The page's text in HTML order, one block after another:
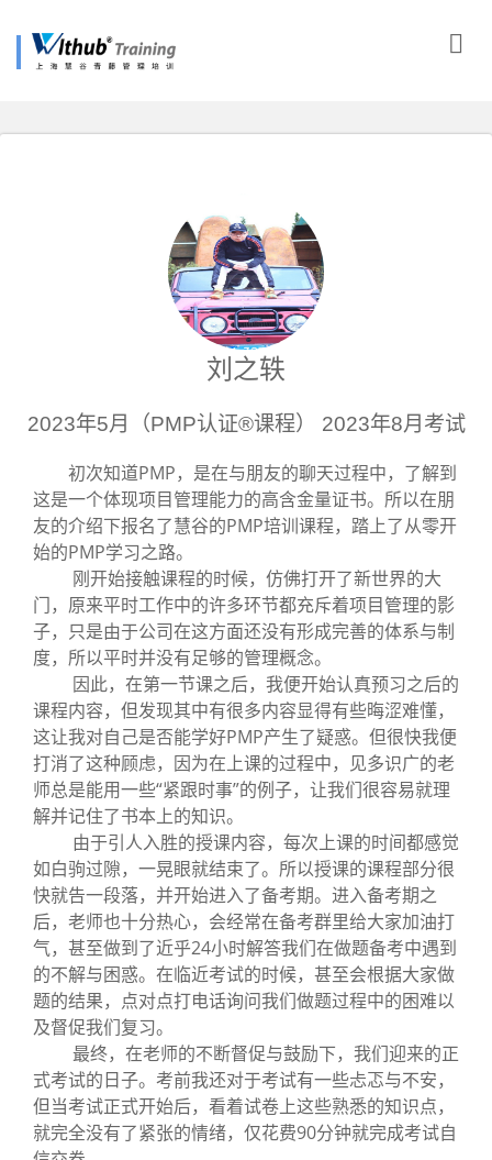
刘之轶
2023年5月（PMP认证®课程） 2023年8月考试
初次知道PMP，是在与朋友的聊天过程中，了解到
这是一个体现项目管理能力的高含金量证书。所以在朋
友的介绍下报名了慧谷的PMP培训课程，踏上了从零开
始的PMP学习之路。
刚开始接触课程的时候，仿佛打开了新世界的大
门，原来平时工作中的许多环节都充斥着项目管理的影
子，只是由于公司在这方面还没有形成完善的体系与制
度，所以平时并没有足够的管理概念。
因此，在第一节课之后，我便开始认真预习之后的
课程内容，但发现其中有很多内容显得有些晦涩难懂，
这让我对自己是否能学好PMP产生了疑惑。但很快我便
打消了这种顾虑，因为在上课的过程中，见多识广的老
师总是能用一些“紧跟时事”的例子，让我们很容易就理
解并记住了书本上的知识。
由于引人入胜的授课内容，每次上课的时间都感觉
如白驹过隙，一晃眼就结束了。所以授课的课程部分很
快就告一段落，并开始进入了备考期。进入备考期之
后，老师也十分热心，会经常在备考群里给大家加油打
气，甚至做到了近乎24小时解答我们在做题备考中遇到
的不解与困惑。在临近考试的时候，甚至会根据大家做
题的结果，点对点打电话询问我们做题过程中的困难以
及督促我们复习。
最终，在老师的不断督促与鼓励下，我们迎来的正
式考试的日子。考前我还对于考试有一些忐忑与不安，
但当考试正式开始后，看着试卷上这些熟悉的知识点，
就完全没有了紧张的情绪，仅花费90分钟就完成考试自